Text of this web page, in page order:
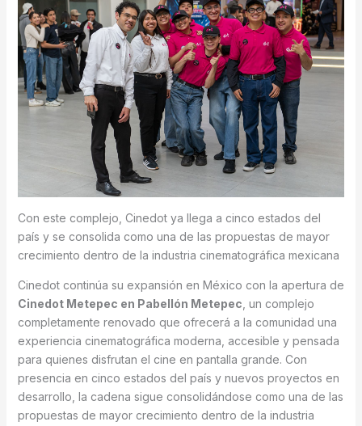
Con este complejo, Cinedot ya llega a cinco estados del
país y se consolida como una de las propuestas de mayor
crecimiento dentro de la industria cinematográfica mexicana
Cinedot continúa su expansión en México con la apertura de
Cinedot Metepec en Pabellón Metepec , un complejo
completamente renovado que ofrecerá a la comunidad una
experiencia cinematográfica moderna, accesible y pensada
para quienes disfrutan el cine en pantalla grande. Con
presencia en cinco estados del país y nuevos proyectos en
desarrollo, la cadena sigue consolidándose como una de las
propuestas de mayor crecimiento dentro de la industria